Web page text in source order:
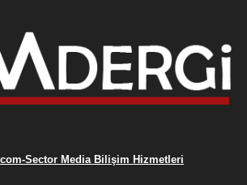
Sector Media Bilişim Hizmetleri